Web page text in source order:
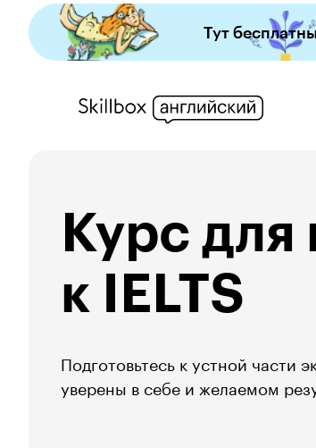
Тут
Курс для
к IELTS
Подготовьтесь к устной части
уверены в себе и желаемом